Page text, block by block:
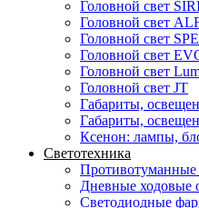
Головной свет
Головной свет
Головной свет
Головной свет
Головной свет
Головной свет JT
Габариты,
Габариты,
Ксенон: лампы,
Светотехника
Дневные ходовые
Светодиодные